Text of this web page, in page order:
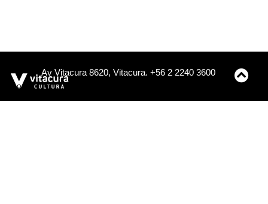
Av Vitacura 8620, Vitacura. +56 2 2240 3600